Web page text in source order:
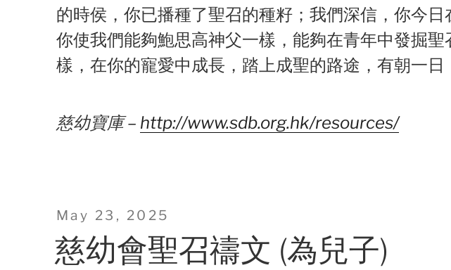
的時侯，你已播種了聖召的種籽；我們深信，你今
你使我們能夠鮑思高神父一樣，能夠在青年中發掘
樣，在你的寵愛中成長，踏上成聖的路途，有朝一日
慈幼寶庫 – http://www.sdb.org.hk/resources/
Posted
on
May 23, 2025
慈幼會聖召禱文 (為兒子)